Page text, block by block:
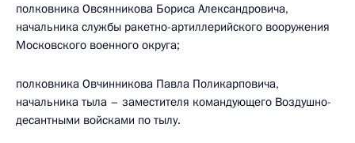
полковника Овсянникова Бориса Александровича,
начальника службы ракетно-артиллерийского вооружения
Московского военного округа;
полковника Овчинникова Павла Поликарповича,
начальника тыла – заместителя командующего Воздушно-
десантными войсками по тылу.